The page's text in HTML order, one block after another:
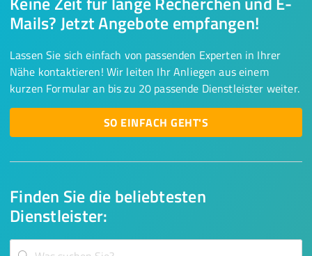
Finden Sie die beliebtesten
Dienstleister:
Mails? Jetzt Angebote empfangen!
Lassen Sie sich einfach von passenden Experten in Ihrer
Nähe kontaktieren! Wir leiten Ihr Anliegen aus einem
kurzen Formular an bis zu 20 passende Dienstleister weiter.
SO EINFACH GEHT'S